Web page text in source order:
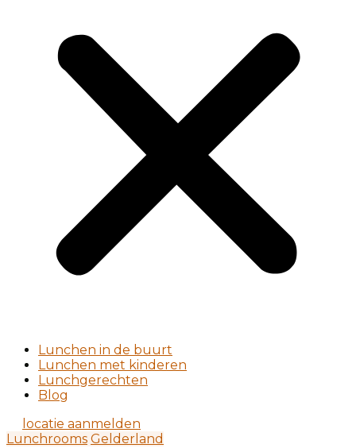
Lunchen in de buurt
Lunchen met kinderen
Lunchgerechten
Blog
locatie aanmelden
Lunchrooms Gelderland